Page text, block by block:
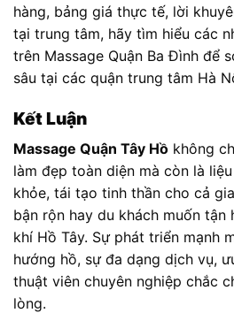
hàng, bảng giá thực tế, lời
tại trung tâm, hãy tìm hiểu các
trên Massage Quận Ba Đình để
sâu tại các quận trung tâm Hà
Kết Luận
Massage Quận Tây Hồ không
làm đẹp toàn diện mà còn là
khỏe, tái tạo tinh thần cho cả
bận rộn hay du khách muốn tận
khí Hồ Tây. Sự phát triển mạnh
hướng hồ, sự đa dạng dịch vụ,
thuật viên chuyên nghiệp chắc
lòng.